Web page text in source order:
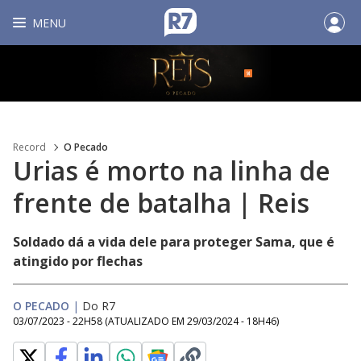
MENU
Record O Pecado
Urias é morto na linha de
frente de batalha | Reis
Soldado dá a vida dele para proteger Sama, que é
atingido por flechas
O PECADO | Do R7
03/07/2023 - 22H58 (ATUALIZADO EM 29/03/2024 - 18H46)